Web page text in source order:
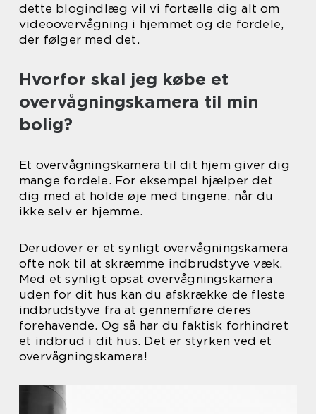
dette blogindlæg vil vi fortælle dig alt om
videoovervågning i hjemmet og de fordele,
der følger med det.
Hvorfor skal jeg købe et
overvågningskamera til min
bolig?
Et overvågningskamera til dit hjem giver dig
mange fordele. For eksempel hjælper det
dig med at holde øje med tingene, når du
ikke selv er hjemme.
Derudover er et synligt overvågningskamera
ofte nok til at skræmme indbrudstyve væk.
Med et synligt opsat overvågningskamera
uden for dit hus kan du afskrække de fleste
indbrudstyve fra at gennemføre deres
forehavende. Og så har du faktisk forhindret
et indbrud i dit hus. Det er styrken ved et
overvågningskamera!